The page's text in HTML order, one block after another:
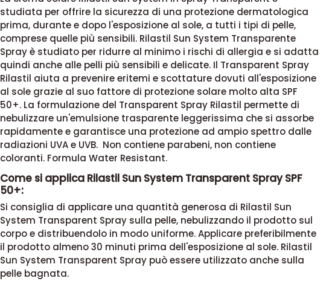
studiata per offrire la sicurezza di una protezione dermatologica
prima, durante e dopo l'esposizione al sole, a tutti i tipi di pelle,
comprese quelle più sensibili. Rilastil Sun System Transparente
Spray è studiato per ridurre al minimo i rischi di allergia e si adatta
quindi anche alle pelli più sensibili e delicate. Il Transparent Spray
Rilastil aiuta a prevenire eritemi e scottature dovuti all'esposizione
al sole grazie al suo fattore di protezione solare molto alta SPF
50+. La formulazione del Transparent Spray Rilastil permette di
nebulizzare un'emulsione trasparente leggerissima che si assorbe
rapidamente e garantisce una protezione ad ampio spettro dalle
radiazioni UVA e UVB. Non contiene parabeni, non contiene
coloranti. Formula Water Resistant.
Come si applica Rilastil Sun System Transparent Spray SPF
50+:
Si consiglia di applicare una quantità generosa di Rilastil Sun
System Transparent Spray sulla pelle, nebulizzando il prodotto sul
corpo e distribuendolo in modo uniforme. Applicare preferibilmente
il prodotto almeno 30 minuti prima dell'esposizione al sole. Rilastil
Sun System Transparent Spray può essere utilizzato anche sulla
pelle bagnata.